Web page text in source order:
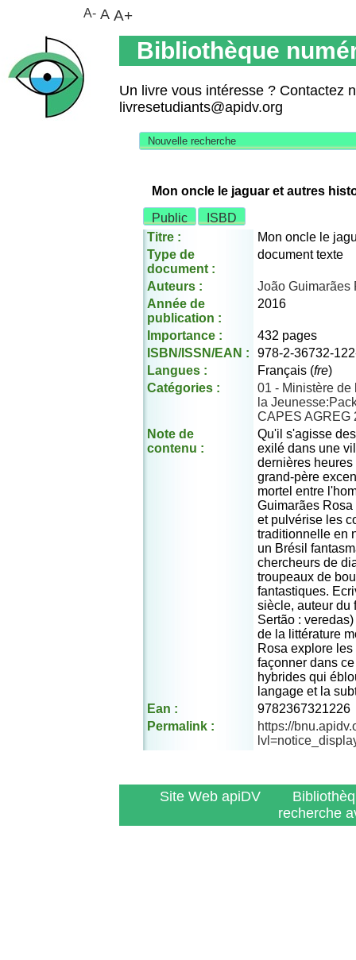
Bibliothèque
Un livre vous intéresse ? Contactez
livresetudiants@apidv.org
Nouvelle recherche
Mon oncle le jaguar et autres
Public
ISBD
Titre :
Mon oncle le
Type de
document :
document texte
Auteurs :
João Guimarães
Année de
publication :
2016
Importance :
432 pages
ISBN/ISSN/EAN :
978-2-36732-
Langues :
Français (fre)
Catégories :
01 - Ministère
la
CAPES AGREG
Note de
contenu :
Qu'il s'agisse
exilé dans une
dernières
grand-père
mortel entre
Guimarães
et pulvérise les
traditionnelle en
un Brésil
chercheurs de
troupeaux de
fantastiques.
siècle, auteur du
Sertão :
de la littérature
Rosa explore
façonner dans
hybrides qui
langage et la
Ean :
9782367321226
Permalink :
https://
Site Web apiDV
recherche
A- A A+